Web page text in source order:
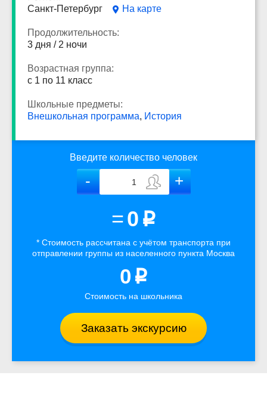
Санкт-Петербург
На карте
Продолжительность:
3 дня / 2 ночи
Возрастная группа:
с 1 по 11 класс
Школьные предметы:
Внешкольная программа, История
Введите количество человек
=0 p
* Стоимость рассчитана с учётом транспорта при
отправлении группы из населенного пункта Москва
0 p
Стоимость на школьника
Заказать экскурсию